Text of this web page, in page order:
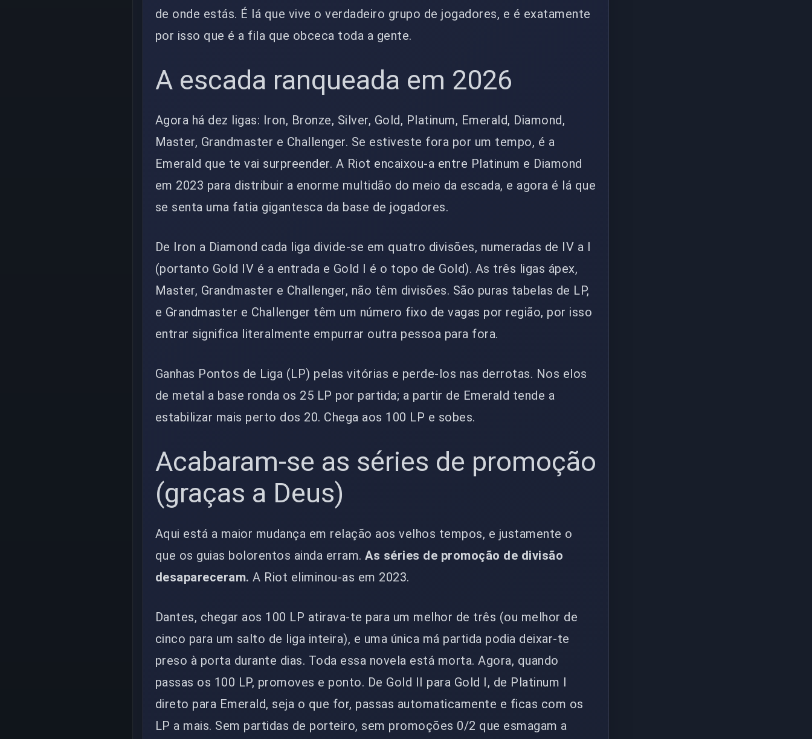
de onde estás. É lá que vive o verdadeiro grupo de jogadores, e é exatamente
por isso que é a fila que obceca toda a gente.
A escada ranqueada em 2026
Agora há dez ligas: Iron, Bronze, Silver, Gold, Platinum, Emerald, Diamond,
Master, Grandmaster e Challenger. Se estiveste fora por um tempo, é a
Emerald que te vai surpreender. A Riot encaixou-a entre Platinum e Diamond
em 2023 para distribuir a enorme multidão do meio da escada, e agora é lá que
se senta uma fatia gigantesca da base de jogadores.
De Iron a Diamond cada liga divide-se em quatro divisões, numeradas de IV a I
(portanto Gold IV é a entrada e Gold I é o topo de Gold). As três ligas ápex,
Master, Grandmaster e Challenger, não têm divisões. São puras tabelas de LP,
e Grandmaster e Challenger têm um número fixo de vagas por região, por isso
entrar significa literalmente empurrar outra pessoa para fora.
Ganhas Pontos de Liga (LP) pelas vitórias e perde-los nas derrotas. Nos elos
de metal a base ronda os 25 LP por partida; a partir de Emerald tende a
estabilizar mais perto dos 20. Chega aos 100 LP e sobes.
Acabaram-se as séries de promoção
(graças a Deus)
Aqui está a maior mudança em relação aos velhos tempos, e justamente o
que os guias bolorentos ainda erram.As séries de promoção de divisão
desapareceram. A Riot eliminou-as em 2023.
Dantes, chegar aos 100 LP atirava-te para um melhor de três (ou melhor de
cinco para um salto de liga inteira), e uma única má partida podia deixar-te
preso à porta durante dias. Toda essa novela está morta. Agora, quando
passas os 100 LP, promoves e ponto. De Gold II para Gold I, de Platinum I
direto para Emerald, seja o que for, passas automaticamente e ficas com os
LP a mais. Sem partidas de porteiro, sem promoções 0/2 que esmagam a